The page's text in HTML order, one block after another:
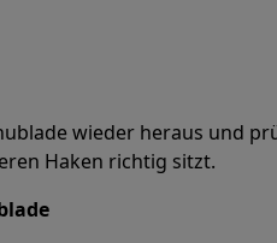
wieder heraus und
Haken richtig sitzt.